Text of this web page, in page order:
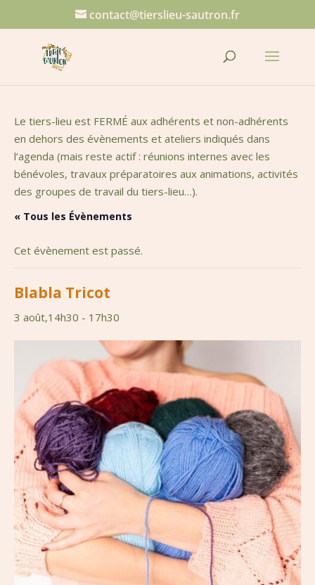
contact@tierslieu-sautron.fr
Le tiers-lieu est FERMÉ aux adhérents et non-adhérents
en dehors des évènements et ateliers indiqués dans
l’agenda (mais reste actif : réunions internes avec les
bénévoles, travaux préparatoires aux animations, activités
des groupes de travail du tiers-lieu…).
« Tous les Évènements
Cet évènement est passé.
Blabla Tricot
3 août,14h30 - 17h30